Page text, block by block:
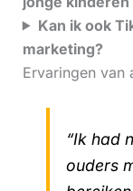
Kan ik ook
marketing?
Ervaringen van
“Ik had
ouders